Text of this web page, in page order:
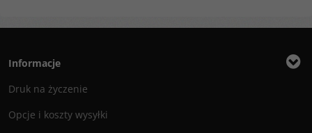
Informacje
Druk na życzenie
Opcje i koszty wysyłki